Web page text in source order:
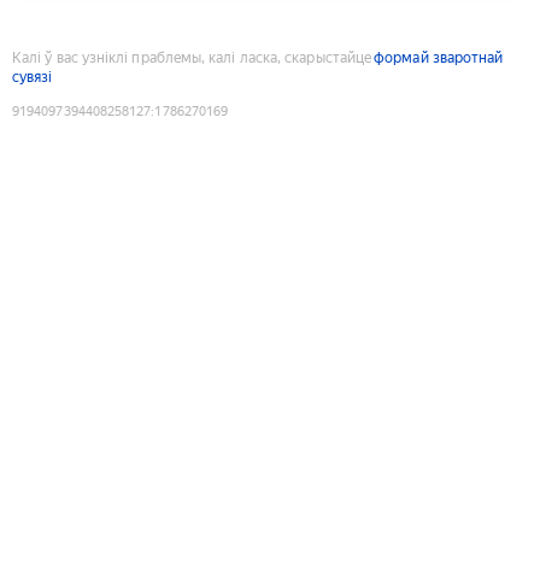
Калі ў вас узніклі праблемы, калі ласка, скарыстайцеформай зваротнай
сувязі
9194097394408258127:1786270169